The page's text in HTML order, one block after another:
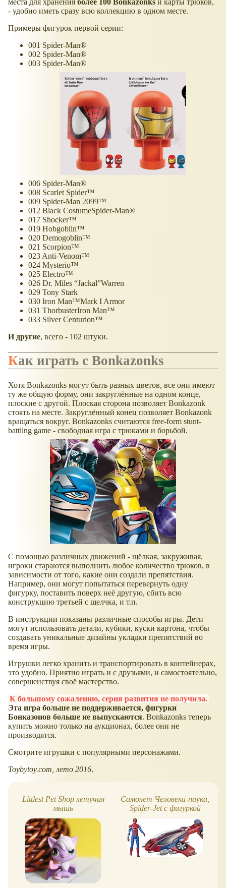
- удобно иметь сразу всю коллекцию в одном месте.
Примеры фигурок первой серии:
001 Spider-Man®
002 Spider-Man®
003 Spider-Man®
006 Spider-Man®
008 Scarlet Spider™
009 Spider-Man 2099™
012 Black CostumeSpider-Man®
017 Shocker™
019 Hobgoblin™
020 Demogoblin™
021 Scorpion™
023 Anti-Venom™
024 Mysterio™
025 Electro™
026 Dr. Miles “Jackal”Warren
029 Tony Stark
030 Iron Man™Mark I Armor
031 ThorbusterIron Man™
033 Silver Centurion™
И другие, всего - 102 штуки.
Как играть с Bonkazonks
Хотя Bonkazonks могут быть разных цветов, все они имеют
ту же общую форму, они закруглённые на одном конце,
плоские с другой. Плоская сторона позволяет Bonkazonk
стоять на месте. Закруглённый конец позволяет Bonkazonk
вращаться вокруг. Bonkazonks считаются free-form stunt-
battling game - свободная игра с трюками и борьбой.
С помощью различных движений - щёлкая, закруживая,
игроки стараются выполнить любое количество трюков, в
зависимости от того, какие они создали препятствия.
Например, они могут попытаться перевернуть одну
фигурку, поставить поверх неё другую, сбить всю
конструкцию третьей с щелчка, и т.п.
В инструкции показаны различные способы игры. Дети
могут использовать детали, кубики, куски картона, чтобы
создавать уникальные дизайны укладки препятствий во
время игры.
Игрушки легко хранить и транспортировать в контейнерах,
это удобно. Приятно играть и с друзьями, и самостоятельно,
совершенствуя своё мастерство.
К большому сожалению, серия развития не получила.
Эта игра больше не поддерживается, фигурки
Бонказонов больше не выпускаются. Bonkazonks теперь
купить можно только на аукционах, более они не
производятся.
Смотрите игрушки с популярными персонажами.
Toybytoy.com, лето 2016.
Littlest Pet Shop летучая
мышь
Самолет Человека-паука,
Spider-Jet с фигуркой